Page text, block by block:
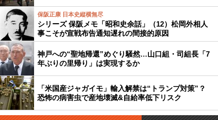
保阪正康 日本史縦横無尽
シリーズ 保阪メモ「昭和史余話」（12）松岡外相人
事こそが宣戦布告通知遅れの間接的原因
神戸への“聖地帰還”めぐり騒然…山口組・司組長「7
年ぶりの里帰り」は実現するか
「米国産ジャガイモ」輸入解禁は“トランプ対策”？
恐怖の病害虫で産地壊滅&自給率低下リスク